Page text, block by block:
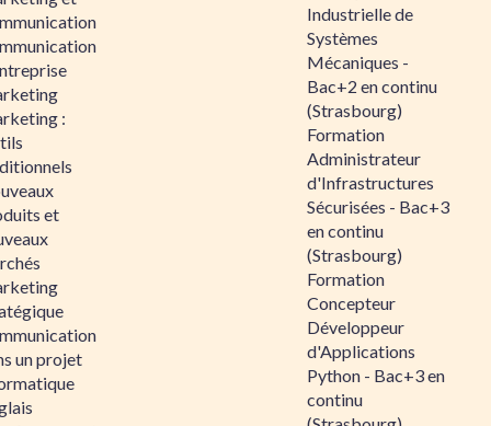
:
et
un projet
Industrielle de
Systèmes
Mécaniques -
Bac+2 en continu
(Strasbourg)
Formation
Administrateur
d'Infrastructures
Sécurisées - Bac+3
en continu
(Strasbourg)
Formation
Concepteur
Développeur
d'Applications
Python - Bac+3 en
continu